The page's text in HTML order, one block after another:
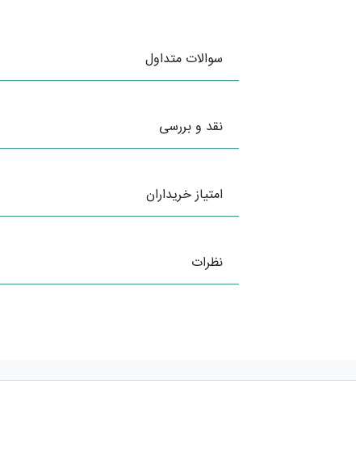
سوالات متداول
نقد و بررسی
امتیاز خریداران
نظرات